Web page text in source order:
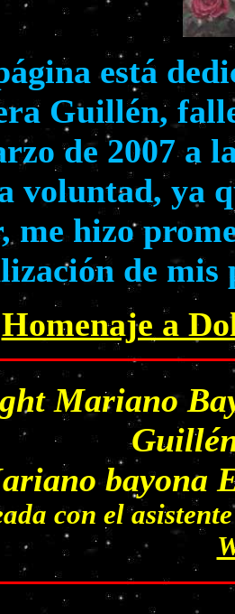
está
Guillén,
de 2007 a
voluntad, ya
me hizo
de mis
Homenaje a
Mariano
bayona
con el